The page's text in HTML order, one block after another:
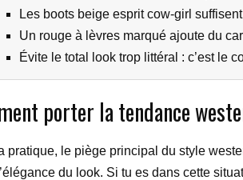
Les boots beige esprit cow-girl
Un rouge à lèvres marqué ajoute du
Évite le total look trop littéral : c’est le
porter la tendance
pratique, le piège principal du style
du look. Si tu es dans cette